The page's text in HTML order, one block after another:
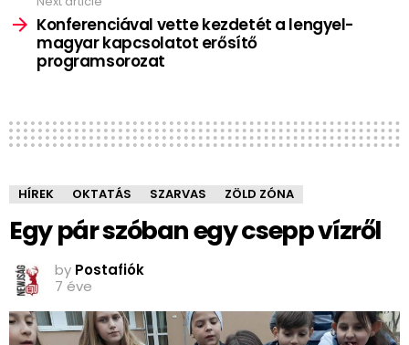
Konferenciával vette kezdetét a lengyel-
magyar kapcsolatot erősítő
programsorozat
HÍREK OKTATÁS SZARVAS ZÖLD ZÓNA
Egy pár szóban egy csepp vízről
by Postafiók
7 éve